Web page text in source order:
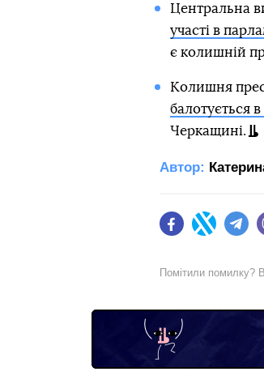
Центральна
участі в
є колишній
Колишня
балотується
Черкащині.
Автор:
FacebookTwitter
Помітили помилку?